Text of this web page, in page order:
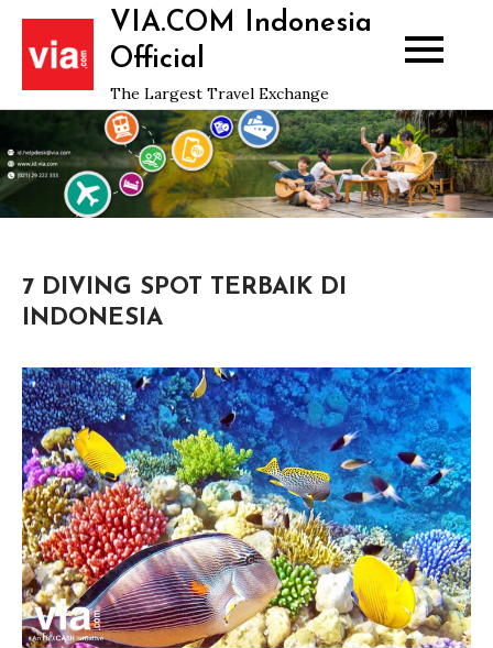
Skip
content
VIA.COM Indonesia
Official
The Largest Travel Exchange
7 DIVING SPOT TERBAIK DI
INDONESIA